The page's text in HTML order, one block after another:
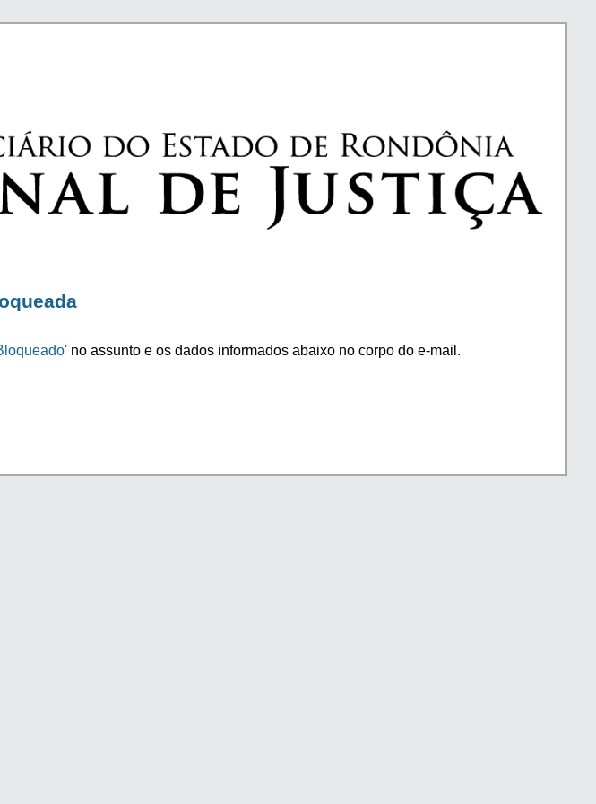
no assunto e os dados informados abaixo no corpo do e-mail.